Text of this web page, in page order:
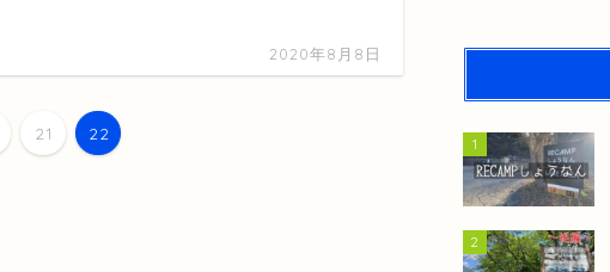
2020年8月8日
21 22
1
2